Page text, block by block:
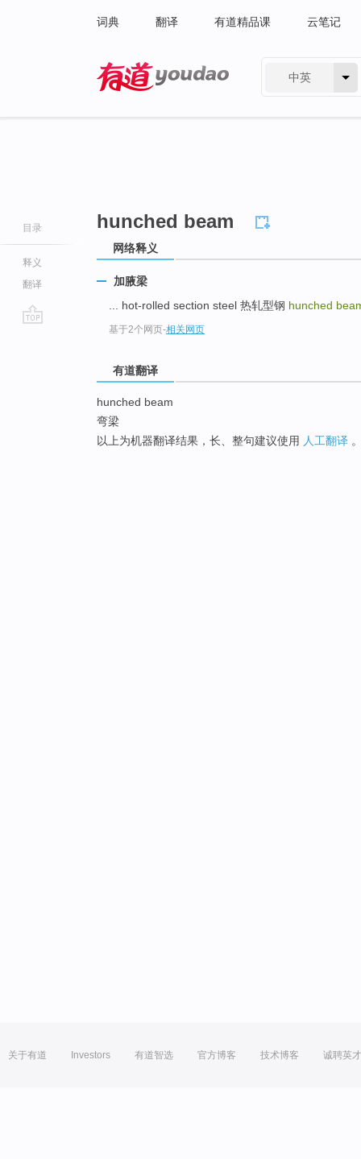
词典 翻译 有道精品课 云笔记
中英
目录
释义
翻译
hunched beam
网络释义
加腋梁
... hot-rolled section steel 热轧型钢 hunched
基于2个网页-相关网页
有道翻译
hunched beam
弯梁
以上为机器翻译结果，长、整句建议使用 人工翻译
关于有道 Investors 有道智选 官方博客 技术博客 诚聘英才